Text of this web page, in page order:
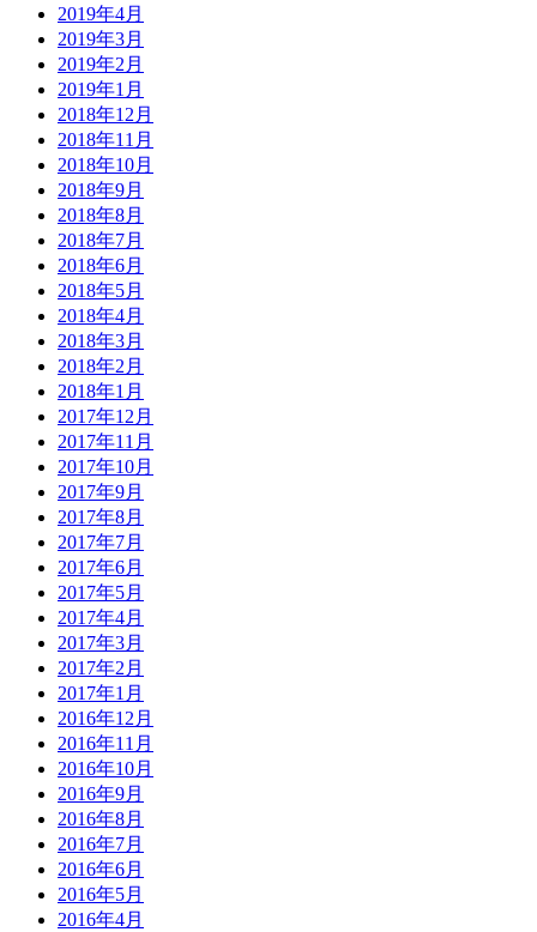
2019年4月
2019年3月
2019年2月
2019年1月
2018年12月
2018年11月
2018年10月
2018年9月
2018年8月
2018年7月
2018年6月
2018年5月
2018年4月
2018年3月
2018年2月
2018年1月
2017年12月
2017年11月
2017年10月
2017年9月
2017年8月
2017年7月
2017年6月
2017年5月
2017年4月
2017年3月
2017年2月
2017年1月
2016年12月
2016年11月
2016年10月
2016年9月
2016年8月
2016年7月
2016年6月
2016年5月
2016年4月